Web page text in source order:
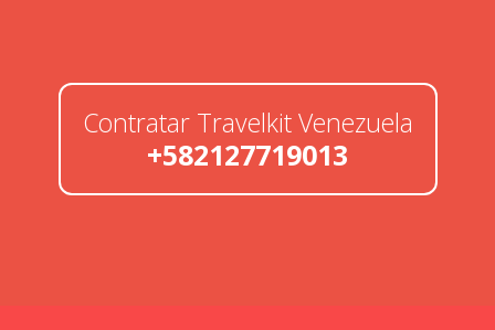
Contratar Travelkit Venezuela
+582127719013